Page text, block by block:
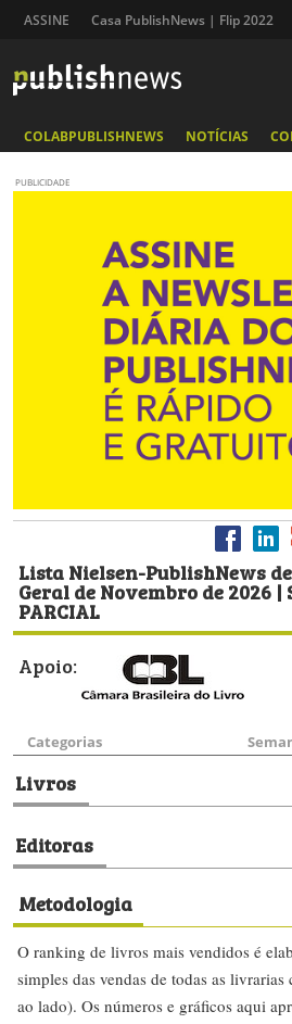
ASSINE Casa PublishNews | Flip 2022
COLABPUBLISHNEWS NOTÍCIAS
PUBLICIDADE
Lista Nielsen-PublishNews
Geral de Novembro de 2026
PARCIAL
Apoio:
Categorias
Livros
Editoras
Metodologia
O ranking de livros mais vendidos é
simples das vendas de todas as
ao lado). Os números e gráficos aqui